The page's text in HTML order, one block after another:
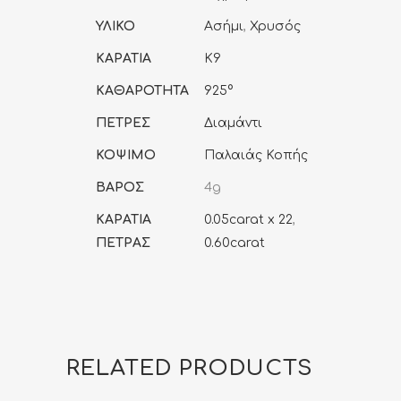
ΥΛΙΚΟ Ασήμι, Χρυσός
ΚΑΡΑΤΙΑ K9
ΚΑΘΑΡΟΤΗΤΑ 925°
ΠΕΤΡΕΣ Διαμάντι
ΚΟΨΙΜΟ Παλαιάς Κοπής
ΒΑΡΟΣ 4g
ΚΑΡΑΤΙΑ
ΠΕΤΡΑΣ
0.05carat x 22,
0.60carat
RELATED PRODUCTS